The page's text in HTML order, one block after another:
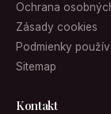
Ochrana
Zásady cookies
Podmienky
Sitemap
Kontakt